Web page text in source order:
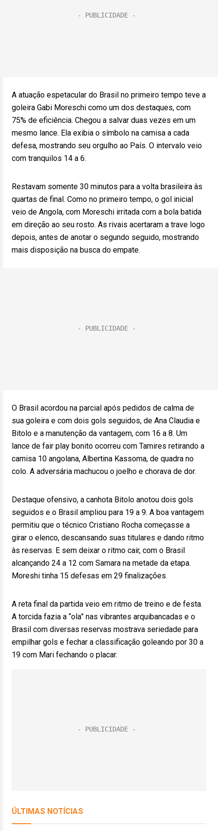
A atuação espetacular do Brasil no primeiro tempo teve a
goleira Gabi Moreschi como um dos destaques, com
75% de eficiência. Chegou a salvar duas vezes em um
mesmo lance. Ela exibia o símbolo na camisa a cada
defesa, mostrando seu orgulho ao País. O intervalo veio
com tranquilos 14 a 6.
Restavam somente 30 minutos para a volta brasileira às
quartas de final. Como no primeiro tempo, o gol inicial
veio de Angola, com Moreschi irritada com a bola batida
em direção ao seu rosto. As rivais acertaram a trave logo
depois, antes de anotar o segundo seguido, mostrando
mais disposição na busca do empate.
O Brasil acordou na parcial após pedidos de calma de
sua goleira e com dois gols seguidos, de Ana Claudia e
Bitolo e a manutenção da vantagem, com 16 a 8. Um
lance de fair play bonito ocorreu com Tamires retirando a
camisa 10 angolana, Albertina Kassoma, de quadra no
colo. A adversária machucou o joelho e chorava de dor.
Destaque ofensivo, a canhota Bitolo anotou dois gols
seguidos e o Brasil ampliou para 19 a 9. A boa vantagem
permitiu que o técnico Cristiano Rocha começasse a
girar o elenco, descansando suas titulares e dando ritmo
às reservas. E sem deixar o ritmo cair, com o Brasil
alcançando 24 a 12 com Samara na metade da etapa.
Moreshi tinha 15 defesas em 29 finalizações.
A reta final da partida veio em ritmo de treino e de festa.
A torcida fazia a “ola” nas vibrantes arquibancadas e o
Brasil com diversas reservas mostrava seriedade para
empilhar gols e fechar a classificação goleando por 30 a
19 com Mari fechando o placar.